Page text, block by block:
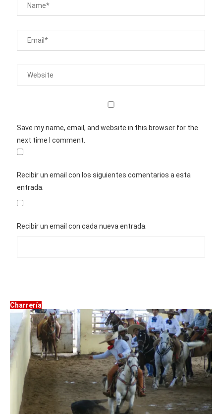
Save my name, email, and website in this browser for the
next time I comment.
Recibir un email con los siguientes comentarios a esta
entrada.
Recibir un email con cada nueva entrada.
Charrería